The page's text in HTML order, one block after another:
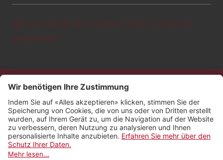
Die Anmeldefrist für diesen Event ist bereits
abgelaufen.
Kontakt
Impressum
Rechtliches
Netiquette